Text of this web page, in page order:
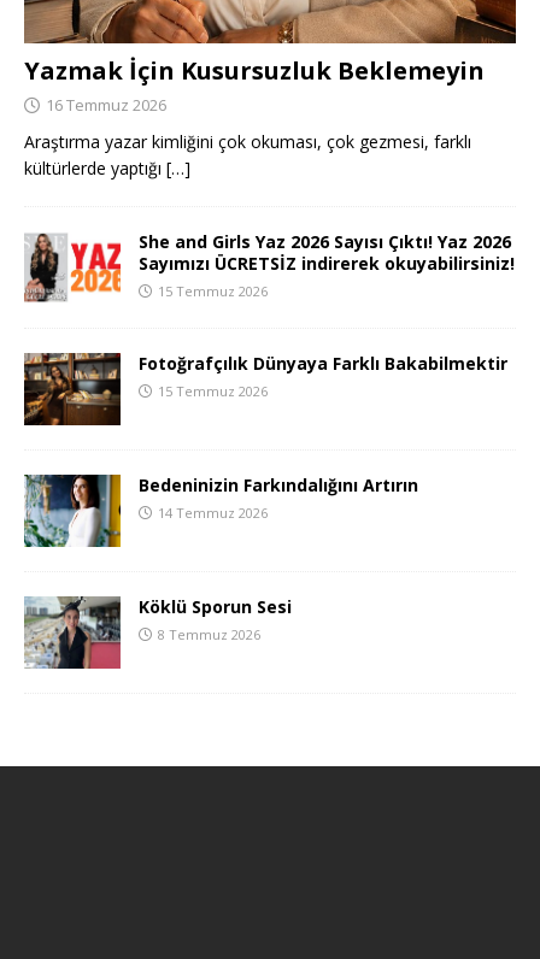
Yazmak İçin Kusursuzluk Beklemeyin
16 Temmuz 2026
Araştırma yazar kimliğini çok okuması, çok gezmesi, farklı
kültürlerde yaptığı […]
She and Girls Yaz 2026 Sayısı Çıktı! Yaz 2026
Sayımızı ÜCRETSİZ indirerek okuyabilirsiniz!
15 Temmuz 2026
Fotoğrafçılık Dünyaya Farklı Bakabilmektir
15 Temmuz 2026
Bedeninizin Farkındalığını Artırın
14 Temmuz 2026
Köklü Sporun Sesi
8 Temmuz 2026